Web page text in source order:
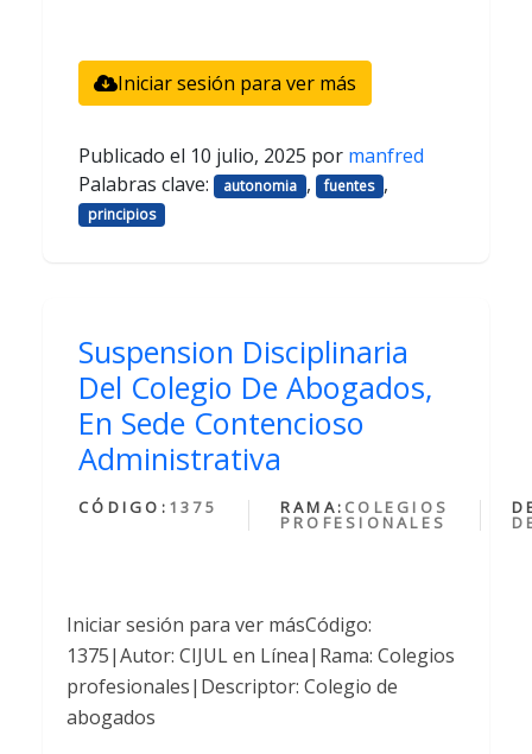
Iniciar sesión para ver más
Publicado el 10 julio, 2025 por manfred
Palabras clave:
autonomia , fuentes ,
principios
Suspension Disciplinaria
Del Colegio De Abogados,
En Sede Contencioso
Administrativa
CÓDIGO: 1375 RAMA: COLEGIOS
PROFESIONALES
Iniciar sesión para ver másCódigo:
1375|Autor: CIJUL en Línea|Rama: Colegios
profesionales|Descriptor: Colegio de
abogados